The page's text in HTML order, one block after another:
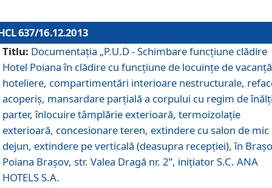
637/16.12.2013
Titlu: Documentaţia „P.U.D - Schimbare funcţiune clădire
Hotel Poiana în clădire cu funcţiune de locuinţe de
hoteliere, compartimentări interioare nestructurale,
acoperiş, mansardare parţială a corpului cu regim de
parter, înlocuire tâmplărie exterioară, termoizolaţie
exterioară, concesionare teren, extindere cu salon de mic
dejun, extindere pe verticală (deasupra recepţiei), în
Poiana Braşov, str. Valea Dragă nr. 2”, iniţiator S.C. ANA
HOTELS S.A.